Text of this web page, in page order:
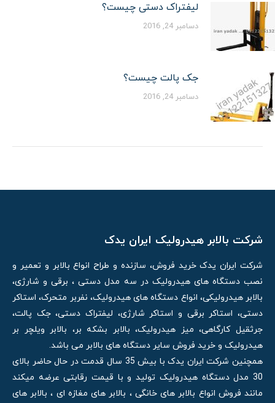
لیفتراک دستی چیست؟
دسامبر 24, 2016
جک پالت چیست؟
دسامبر 24, 2016
شرکت بالابر هیدرولیک ایران یدک
شرکت ایران یدک خرید فروش، سازنده و طراح انواع بالابر و تعمیر و
نصب دستگاه های هیدرولیک در سه مدل دستی ، برقی و شارژی،
بالابر هیدرولیکی، انواع دستگاه های هیدرولیک، نفربر متحرک، استاکر
دستی، استاکر برقی و استاکر شارژی، لیفتراک دستی، جک پالت،
جرثقیل کارگاهی، میز هیدرولیک، بالابر بشکه بر، بالابر ویلچر بر
هیدرولیک و خرید فروش سایر دستگاه های بالابر می باشد.
همچنین شرکت ایران یدک با بیش 35 سال قدمت در حال حاضر بالای
30 مدل دستگاه هیدرولیک تولید و با قیمت رقابتی عرضه میکند
مانند فروش انواع بالابر های خانگی ، بالابر های مغازه ای ، بالابر های